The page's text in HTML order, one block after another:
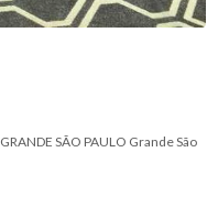
GRANDE SÃO PAULO Grande São